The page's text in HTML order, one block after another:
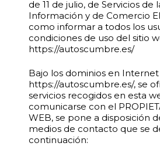
de 11 de julio, de Servicios de
Información y de Comercio
como informar a todos los
condiciones de uso del sitio
https://autoscumbre.es/
Bajo los dominios en Internet
https://autoscumbre.es/, se
servicios recogidos en esta
comunicarse con el
WEB, se pone a disposición
medios de contacto que se
continuación: